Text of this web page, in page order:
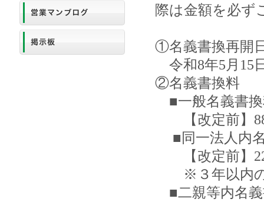
際は金額を必ず
①名義書換再開
令和8年5月15
②名義書換料
■一般名義書
【改定前】
■同一法人内
【改定前】
※３年以内の
■二親等内名義